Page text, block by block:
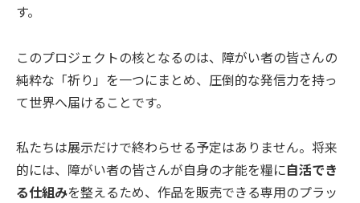
す。
このプロジェクトの核となるのは、障がい者の皆さんの
純粋な「祈り」を一つにまとめ、圧倒的な発信力を持っ
て世界へ届けることです。
私たちは展示だけで終わらせる予定はありません。将来
的には、障がい者の皆さんが自身の才能を糧に自活でき
る仕組みを整えるため、作品を販売できる専用のプラッ